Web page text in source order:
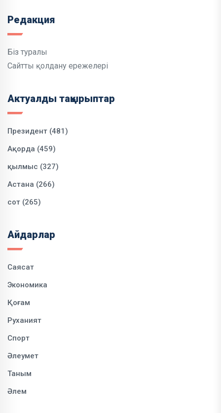
Редакция
Біз туралы
Сайтты қолдану ережелері
Актуалды тақырыптар
Президент (481)
Ақорда (459)
қылмыс (327)
Астана (266)
сот (265)
Айдарлар
Саясат
Экономика
Қоғам
Руханият
Спорт
Әлеумет
Таным
Әлем